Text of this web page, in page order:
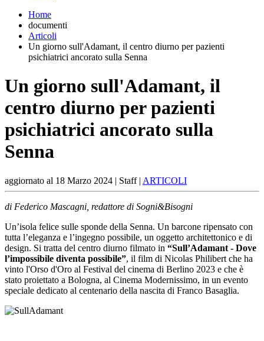
Home
documenti
Articoli
Un giorno sull'Adamant, il centro diurno per pazienti
psichiatrici ancorato sulla Senna
Un giorno sull'Adamant, il
centro diurno per pazienti
psichiatrici ancorato sulla
Senna
aggiornato al 18 Marzo 2024 | Staff | ARTICOLI
di Federico Mascagni, redattore di Sogni&Bisogni
Un’isola felice sulle sponde della Senna. Un barcone ripensato con
tutta l’eleganza e l’ingegno possibile, un oggetto architettonico e di
design. Si tratta del centro diurno filmato in “Sull’Adamant - Dove
l’impossibile diventa possibile”, il film di Nicolas Philibert che ha
vinto l'Orso d'Oro al Festival del cinema di Berlino 2023 e che è
stato proiettato a Bologna, al Cinema Modernissimo, in un evento
speciale dedicato al centenario della nascita di Franco Basaglia.